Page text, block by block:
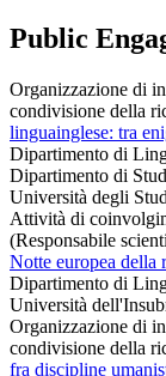
Public
Organizzazione di
condivisione della
linguainglese: tra
Dipartimento di
Dipartimento di
Università degli
Attività di
(Responsabile
Notte europea della
Dipartimento di
Università
Organizzazione di
condivisione della
fra discipline